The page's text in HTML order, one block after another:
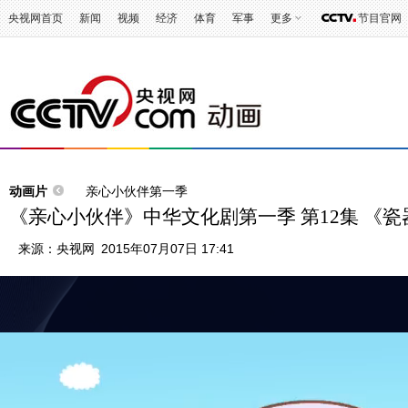
央视网首页 新闻 视频 经济 体育 军事 更多 节目官网
动画片 亲心小伙伴第一季
《亲心小伙伴》中华文化剧第一季 第12集 《
来源： 央视网 2015年07月07日 17:41